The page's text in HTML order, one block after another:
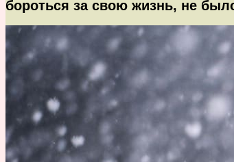
бороться за свою жизнь, не